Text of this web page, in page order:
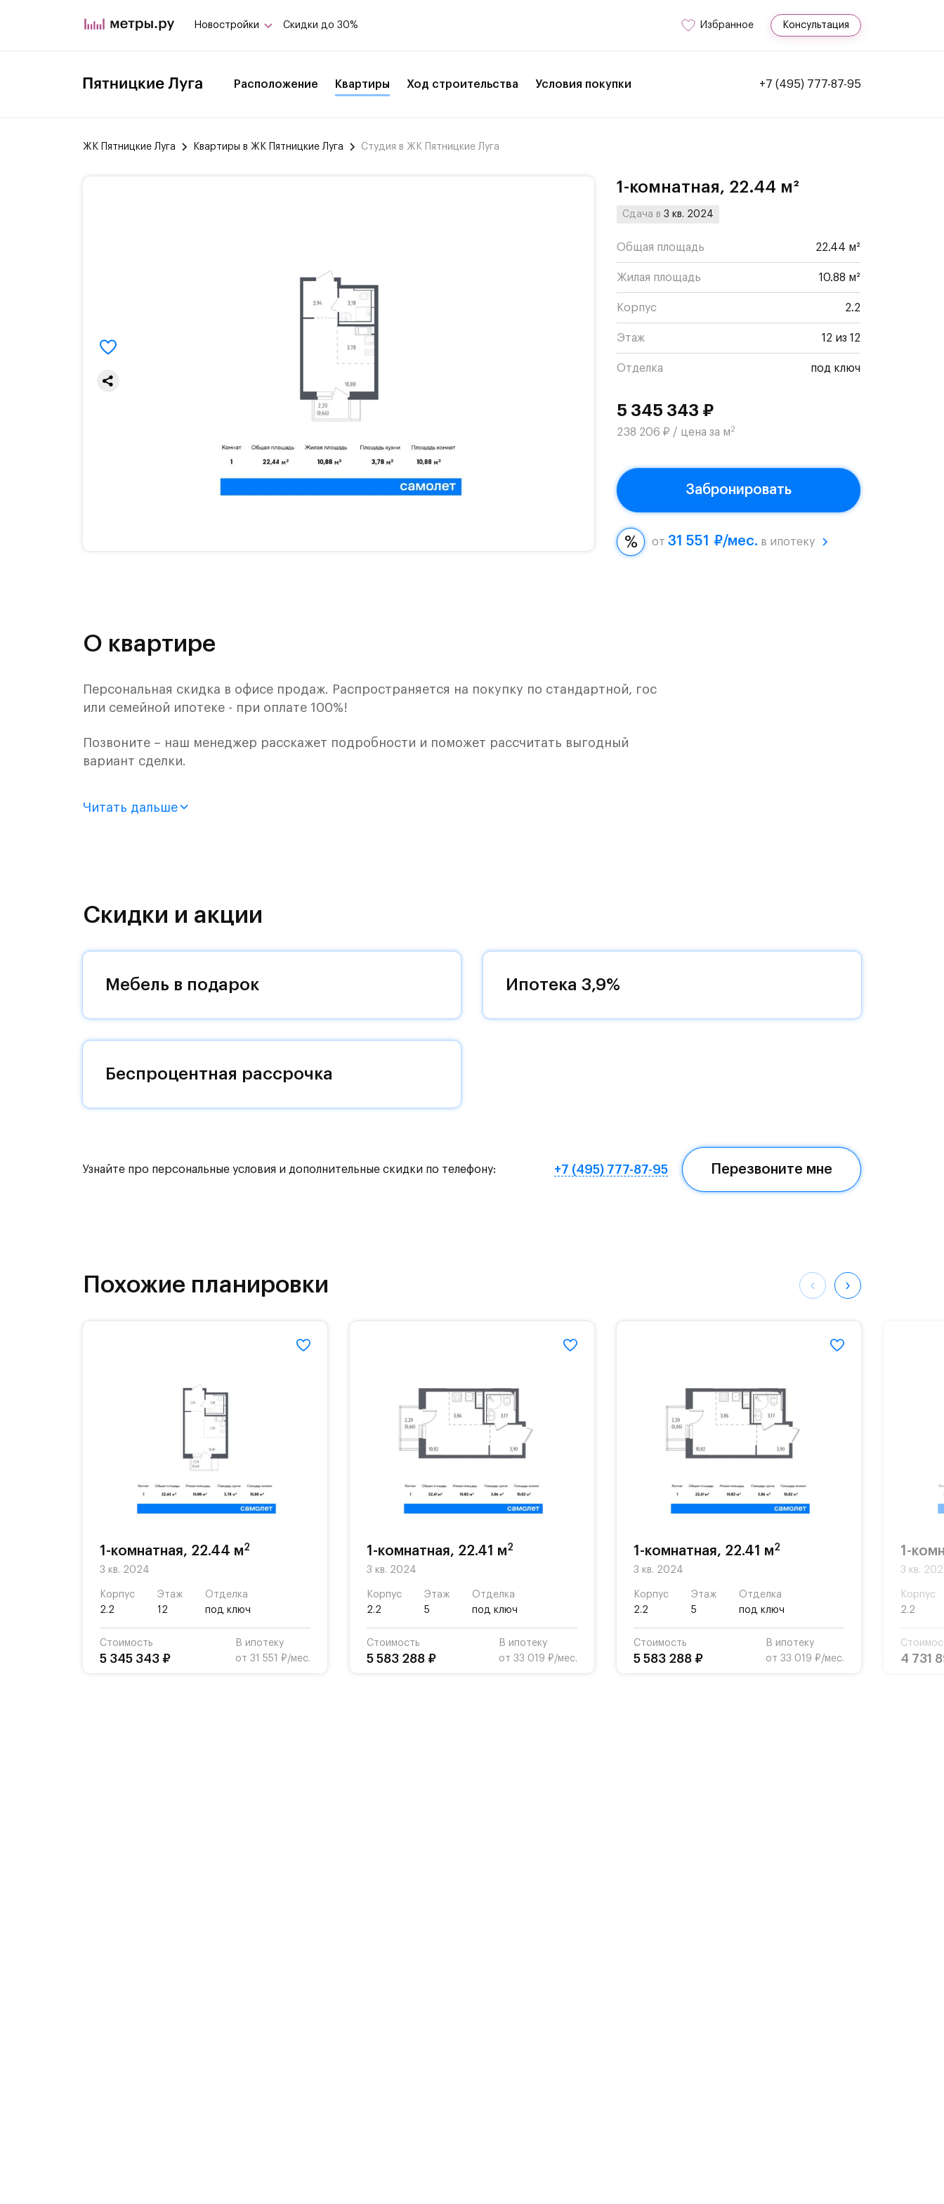
Новостройки Скидки до 30% Избранное Консультация
Расположение Квартиры Ход строительства Условия покупки +7 (495) 777-87-95
ЖК Пятницкие Луга Квартиры в ЖК Пятницкие Луга Студия в ЖК Пятницкие Луга
1-комнатная, 22.44 м²
Сдача в3 кв. 2024
Общая площадь 22.44 м²
Жилая площадь 10.88 м²
Корпус 2.2
Этаж 12 из 12
Отделка под ключ
5 345 343 ₽
238 206 ₽ / цена за м2
Забронировать
от 31 551 ₽/мес. в ипотеку
О квартире
Персональная скидка в офисе продаж. Распространяется на покупку по стандартной, гос
или семейной ипотеке - при оплате 100%!
Позвоните – наш менеджер расскажет подробности и поможет рассчитать выгодный
вариант сделки.
монолитного дома (Корпус 2.2, Секция 10) в ЖК «Пятницкие Луга» от группы «Самолет».
Митинским лесопарком.
жителей будет обустроен собственный выезд на новую магистраль. Дорога до метро
«Пятницкое шоссе» займет 12 минут на автомобиле или полчаса на автобусе - рядом с
жилым комплексом есть остановки общественного транспорта.
Митинский лесопарк. В 5 км - усадьба Середниково.
Читать дальше
Скидки и акции
Мебель в подарок Ипотека 3,9%
Беспроцентная рассрочка
Узнайте про персональные условия и дополнительные скидки по телефону: +7 (495) 777-87-95 Перезвоните мне
Похожие планировки
1-комнатная, 22.44 м2
3 кв. 2024
Корпус
2.2
Этаж
12
Отделка
под ключ
Стоимость
5 345 343 ₽
В ипотеку
от 31 551 ₽/мес.
1-комнатная, 22.41 м2
3 кв. 2024
Корпус
2.2
Этаж
5
Отделка
под ключ
Стоимость
5 583 288 ₽
В ипотеку
от 33 019 ₽/мес.
1-комнатная, 22.41 м2
3 кв. 2024
Корпус
2.2
Этаж
5
Отделка
под ключ
Стоимость
5 583 288 ₽
В ипотеку
от 33 019 ₽/мес.
1-
3 кв.
Корпус
2.2
4 731